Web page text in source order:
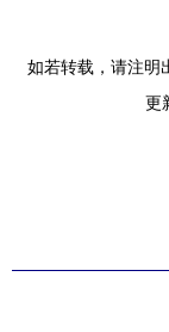
如若转载，请注明
更